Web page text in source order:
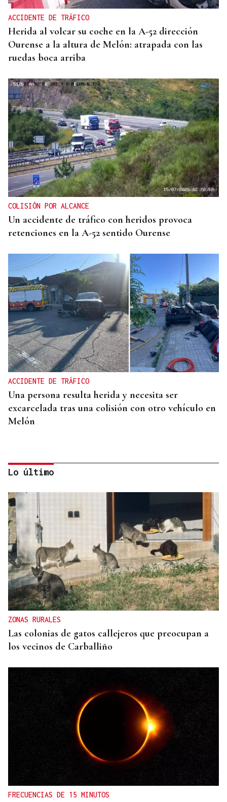
ACCIDENTE DE TRÁFICO
Herida al volcar su coche en la A-52 dirección
Ourense a la altura de Melón: atrapada con las
ruedas boca arriba
COLISIÓN POR ALCANCE
Un accidente de tráfico con heridos provoca
retenciones en la A-52 sentido Ourense
ACCIDENTE DE TRÁFICO
Una persona resulta herida y necesita ser
excarcelada tras una colisión con otro vehículo en
Melón
ACCIDENTE MORTAL
El camionero fallecido en la A-52: sin cinturón y la
cabina sin ITV
Lo último
ZONAS RURALES
Las colonias de gatos callejeros que preocupan a
los vecinos de Carballiño
FRECUENCIAS DE 15 MINUTOS